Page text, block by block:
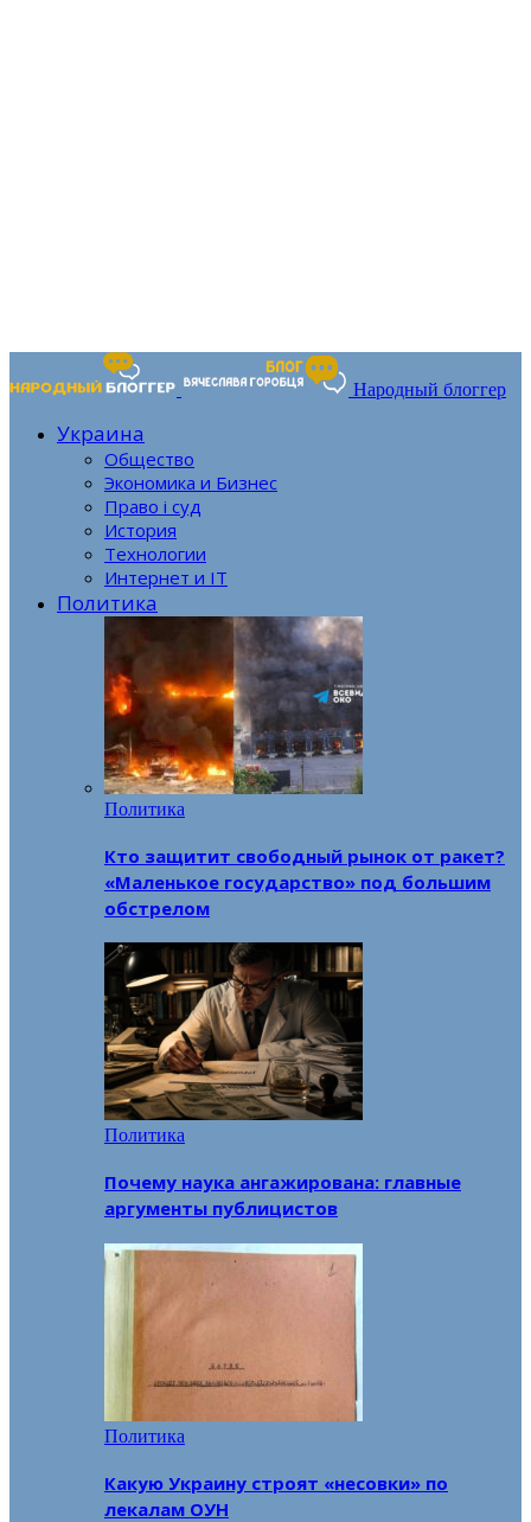
Народный блоггер
Украина
Общество
Экономика и Бизнес
Право і суд
История
Технологии
Интернет и IT
Политика
Политика
Кто защитит свободный рынок от ракет?
«Маленькое государство» под большим
обстрелом
Политика
Почему наука ангажирована: главные
аргументы публицистов
Политика
Какую Украину строят «несовки» по
лекалам ОУН